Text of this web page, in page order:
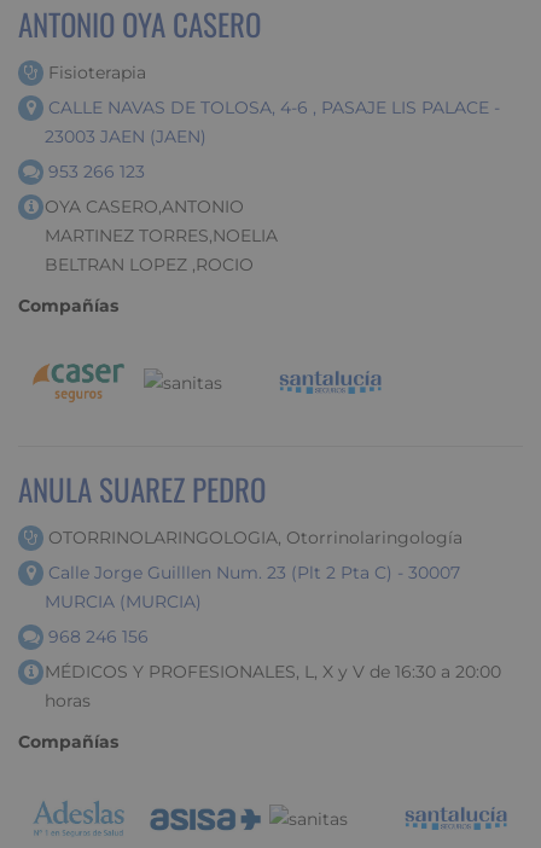
ANTONIO OYA CASERO
Fisioterapia
CALLE NAVAS DE TOLOSA, 4-6 , PASAJE LIS PALACE -
23003 JAEN (JAEN)
953 266 123
OYA CASERO,ANTONIO
MARTINEZ TORRES,NOELIA
BELTRAN LOPEZ ,ROCIO
Compañías
ANULA SUAREZ PEDRO
OTORRINOLARINGOLOGIA, Otorrinolaringología
Calle Jorge Guilllen Num. 23 (Plt 2 Pta C) - 30007
MURCIA (MURCIA)
968 246 156
MÉDICOS Y PROFESIONALES, L, X y V de 16:30 a 20:00
horas
Compañías